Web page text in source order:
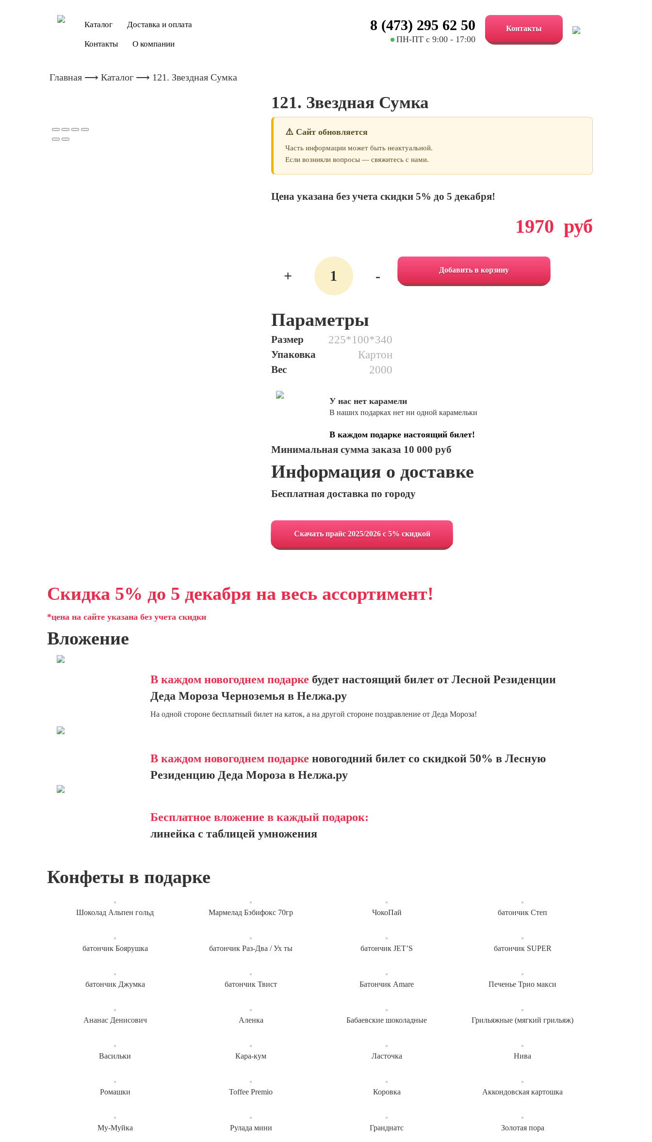
Каталог Доставка и оплата
Контакты О компании
Контакты
8 (473) 295 62 50
ПН-ПТ с 9:00 - 17:00
Главная ⟶ Каталог ⟶ 121. Звездная Сумка
121. Звездная Сумка
⚠️ Сайт обновляется
Часть информации может быть неактуальной.
Если возникли вопросы — свяжитесь с нами.
Цена указана без учета скидки 5% до 5 декабря!
1970 руб
+
Количество
Сумка
- Добавить в корзину
Параметры
Размер 225*100*340
Упаковка Картон
Вес 2000
У нас нет карамели
В наших подарках нет ни одной карамельки
В каждом подарке настоящий билет!
Минимальная сумма заказа 10 000 руб
Информация о доставке
Бесплатная доставка по городу
Cкачать прайс 2025/2026 с 5% скидкой
Скидка 5% до 5 декабря на весь ассортимент!
*цена на сайте указана без учета скидки
Вложение
В каждом новогоднем подарке будет настоящий билет от Лесной Резиденции
Деда Мороза Черноземья в Нелжа.ру
На одной стороне бесплатный билет на каток, а на другой стороне поздравление от Деда Мороза!
В каждом новогоднем подарке новогодний билет со скидкой 50% в Лесную
Резиденцию Деда Мороза в Нелжа.ру
Бесплатное вложение в каждый подарок:
линейка с таблицей умножения
Конфеты в подарке
Шоколад Альпен гольд Мармелад Бэбифокс 70гр ЧокоПай батончик Степ
батончик Боярушка батончик Раз-Два / Ух ты батончик JET’S батончик SUPER
батончик Джумка батончик Твист Батончик Amare Печенье Трио макси
Ананас Денисович Аленка Бабаевские шоколадные Грильяжные (мягкий грильяж)
Васильки Кара-кум Ласточка Нива
Ромашки Toffee Premio Коровка Аккондовская картошка
Му-Муйка Рулада мини Гранднатс Золотая пора